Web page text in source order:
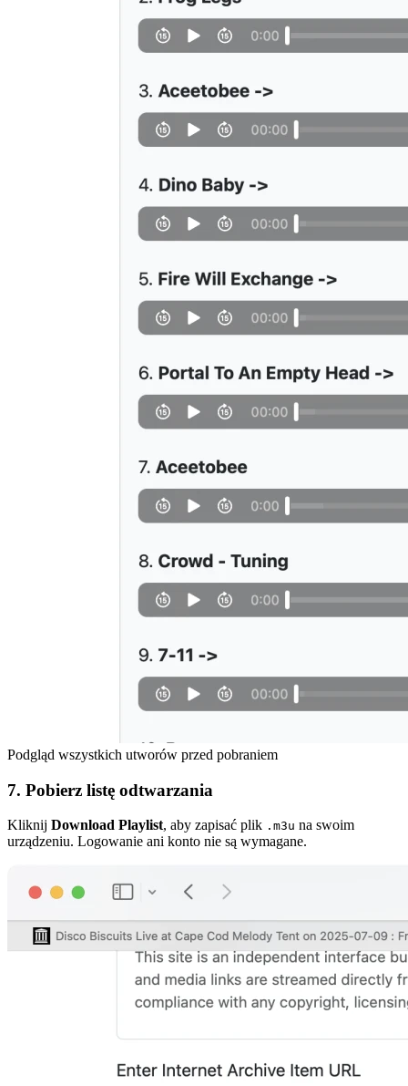
Podgląd wszystkich utworów przed pobraniem
7. Pobierz listę odtwarzania
Kliknij Download Playlist, aby zapisać plik .m3u na swoim
urządzeniu. Logowanie ani konto nie są wymagane.